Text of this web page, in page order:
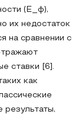
(E_ф),
их недостаток
на сравнении с
ставки [6].
как
результаты,